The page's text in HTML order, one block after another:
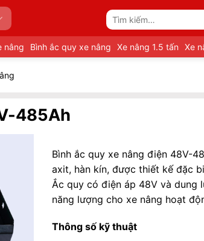
Tìm
kiếm:
nâng Bình ắc quy xe nâng Xe nâng 1.5 tấn Xe
485Ah
Bình ắc quy xe nâng điện 48V-
axit, hàn kín, được thiết kế đặc
Ắc quy có điện áp 48V và dung
năng lượng cho xe nâng hoạt
Thông số kỹ thuật